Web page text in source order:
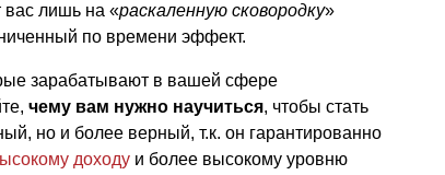
вас лишь на «раскаленную сковородку»
по времени эффект.
зарабатывают в вашей сфере
чему вам нужно научиться, чтобы стать
но и более верный, т.к. он гарантированно
доходу и более высокому уровню